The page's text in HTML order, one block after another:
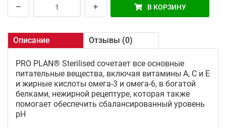
В КОРЗИНУ
Описание Отзывы (0)
PRO PLAN® Sterilised сочетает все основные
питательные вещества, включая витамины A, C и E
и жирные кислоты омега-3 и омега-6, в богатой
белками, нежирной рецептуре, которая также
помогает обеспечить сбалансированный уровень
pH